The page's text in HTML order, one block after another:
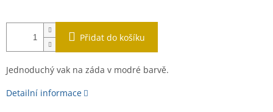
Přidat do košíku
Jednoduchý vak na záda v modré barvě.
Detailní informace